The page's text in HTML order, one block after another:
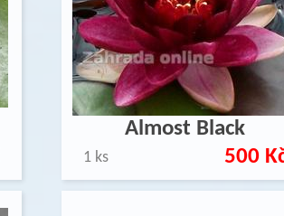
Almost Black
1 ks 500